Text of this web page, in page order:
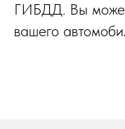
ГИБДД. Вы
вашего